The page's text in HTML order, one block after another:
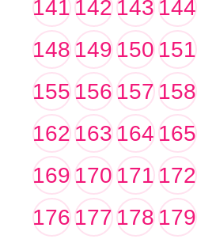
141142143144
148149150151
155156157158
162163164165
169170171172
176177178179